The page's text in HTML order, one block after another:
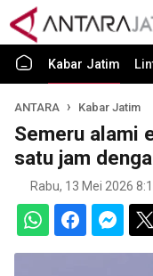
Kabar Jatim
ANTARA Kabar Jatim
Semeru alami
satu jam
Rabu, 13 Mei 2026